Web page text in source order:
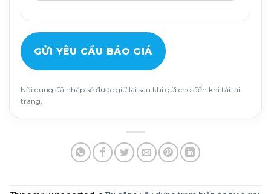
GỬI YÊU CẦU BÁO GIÁ
Nội dung đã nhập sẽ được giữ lại sau khi gửi cho đến khi tải lại
trang.